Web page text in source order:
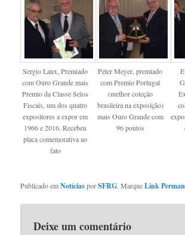
Sergio Laux, Premiado
com Ouro Grande mais
Premio da Classe Selos
Fiscais, um dos quatro
expositores a expor em
1966 e 2016. Recebeu
placa comemorativa ao
fato
Peter Meyer, premiado
com Premio Portugal
(melhor coleção
brasileira na exposição)
mais Ouro Grande com
96 pontos
Publicado emNotíciasporSFRG. MarqueLink
Deixe um comentário